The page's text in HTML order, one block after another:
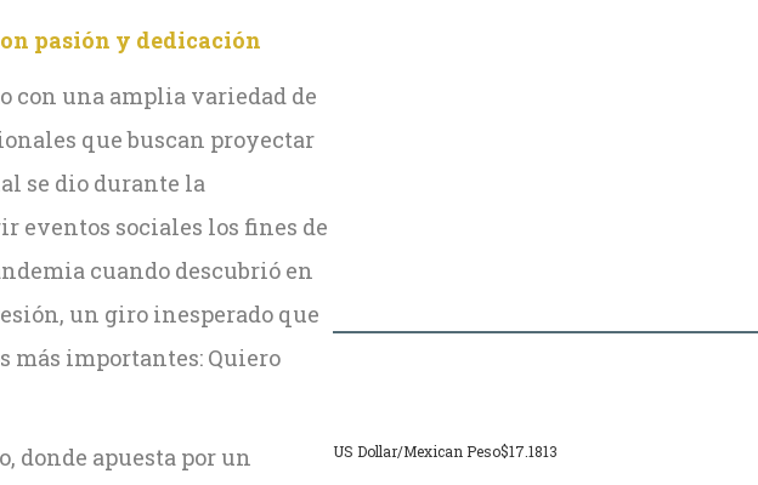
pasión y dedicación
con una amplia variedad de
que buscan proyectar
se dio durante la
eventos sociales los fines de
cuando descubrió en
un giro inesperado que
más importantes: Quiero
donde apuesta por un
US Dollar/Mexican Peso$17.1813